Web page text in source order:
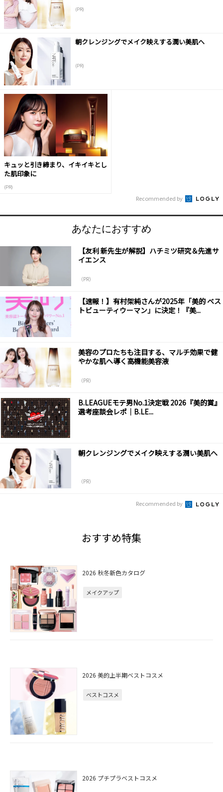
(PR)
朝クレンジングでメイク映えする潤い美肌へ
(PR)
キュッと引き締まり、イキイキとし
た肌印象に
(PR)
Recommended by
あなたにおすすめ
【友利 新先生が解説】ハチミツ研究＆先進サ
イエンス
（PR）
【速報！】有村架純さんが2025年「美的 ベス
トビューティウーマン」に決定！『美...
美容のプロたちも注目する、マルチ効果で健
やかな肌へ導く高機能美容液
（PR）
B.LEAGUEモテ男No.1決定戦 2026『美的賞』
選考座談会レポ｜B.LE...
朝クレンジングでメイク映えする潤い美肌へ
（PR）
Recommended by
おすすめ特集
2026 秋冬新色カタログ
メイクアップ
2026 美的上半期ベストコスメ
ベストコスメ
2026 プチプラベストコスメ